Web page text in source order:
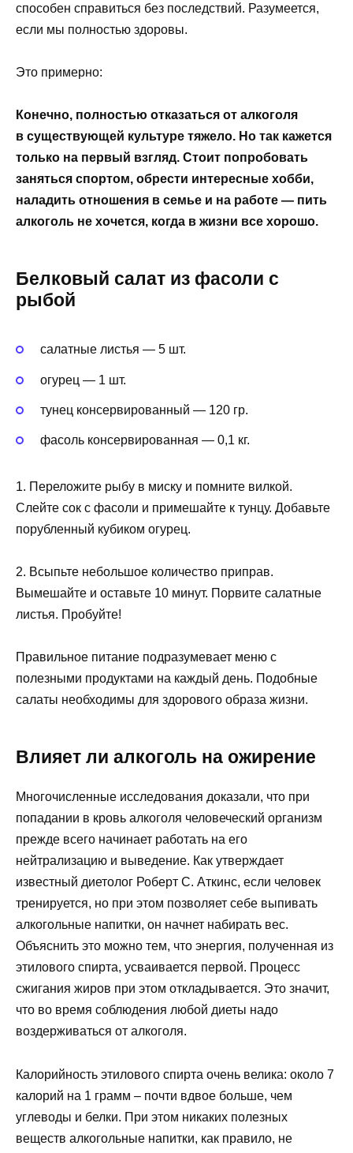
способен справиться без последствий. Разумеется,
если мы полностью здоровы.
Это примерно:
Конечно, полностью отказаться от алкоголя
в существующей культуре тяжело. Но так кажется
только на первый взгляд. Стоит попробовать
заняться спортом, обрести интересные хобби,
наладить отношения в семье и на работе — пить
алкоголь не хочется, когда в жизни все хорошо.
Белковый салат из фасоли с
рыбой
салатные листья — 5 шт.
огурец — 1 шт.
тунец консервированный — 120 гр.
фасоль консервированная — 0,1 кг.
1. Переложите рыбу в миску и помните вилкой.
Слейте сок с фасоли и примешайте к тунцу. Добавьте
порубленный кубиком огурец.
2. Всыпьте небольшое количество приправ.
Вымешайте и оставьте 10 минут. Порвите салатные
листья. Пробуйте!
Правильное питание подразумевает меню с
полезными продуктами на каждый день. Подобные
салаты необходимы для здорового образа жизни.
Влияет ли алкоголь на ожирение
Многочисленные исследования доказали, что при
попадании в кровь алкоголя человеческий организм
прежде всего начинает работать на его
нейтрализацию и выведение. Как утверждает
известный диетолог Роберт С. Аткинс, если человек
тренируется, но при этом позволяет себе выпивать
алкогольные напитки, он начнет набирать вес.
Объяснить это можно тем, что энергия, полученная из
этилового спирта, усваивается первой. Процесс
сжигания жиров при этом откладывается. Это значит,
что во время соблюдения любой диеты надо
воздерживаться от алкоголя.
Калорийность этилового спирта очень велика: около 7
калорий на 1 грамм – почти вдвое больше, чем
углеводы и белки. При этом никаких полезных
веществ алкогольные напитки, как правило, не